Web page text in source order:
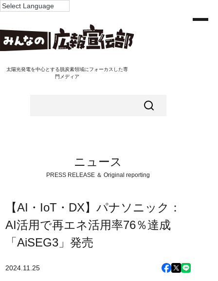
太陽光発電を中心とする脱炭素領域にフォーカスした専
門メディア
ニュース
PRESS RELEASE ＆ Original reporting
【AI・IoT・DX】パナソニック：
AI活用で再エネ活用率76％達成
「AiSEG3」発売
2024.11.25